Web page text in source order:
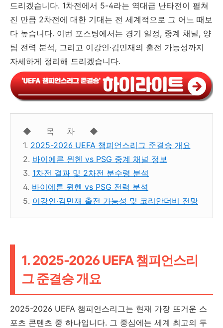
드리겠습니다. 1차전에서 5-4라는 역대급 난타전이 펼쳐
진 만큼 2차전에 대한 기대는 전 세계적으로 그 어느 때보
다 높습니다. 이번 포스팅에서는 경기 일정, 중계 채널, 양
팀 전력 분석, 그리고 이강인·김민재의 출전 가능성까지
자세하게 정리해 드리겠습니다.
◆ 목 차 ◆
1. 2025-2026 UEFA 챔피언스리그 준결승 개요
2. 바이에른 뮌헨 vs PSG 중계 채널 정보
3. 1차전 결과 및 2차전 분수령 분석
4. 바이에른 뮌헨 vs PSG 전력 분석
5. 이강인·김민재 출전 가능성 및 코리안더비 전망
1. 2025-2026 UEFA 챔피언스리
그 준결승 개요
2025-2026 UEFA 챔피언스리그는 현재 가장 뜨거운 스
포츠 콘텐츠 중 하나입니다. 그 중심에는 세계 최고의 두